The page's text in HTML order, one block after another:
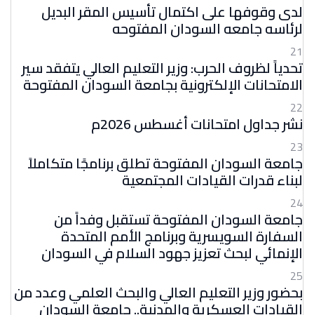
لدى وقوفها على اكتمال تأسيس المقر البديل
لرئاسه جامعه السودان المفتوحه
21
تحدياً لظروف الحرب: وزير التعليم العالي يتفقد سير
الامتحانات الإلكترونية بجامعة السودان المفتوحة
22
نشر جداول امتحانات أغسطس 2026م
23
جامعة السودان المفتوحة تطلق برنامجًا متكاملاً
لبناء قدرات القيادات المجتمعية
24
جامعة السودان المفتوحة تستقبل وفداً من
السفارة السويسرية وبرنامج الأمم المتحدة
الإنمائي لبحث تعزيز جهود السلام في السودان
25
بحضور وزير التعليم العالي والبحث العلمي وعدد من
القيادات العسكرية والمدنية.. جامعة السودان